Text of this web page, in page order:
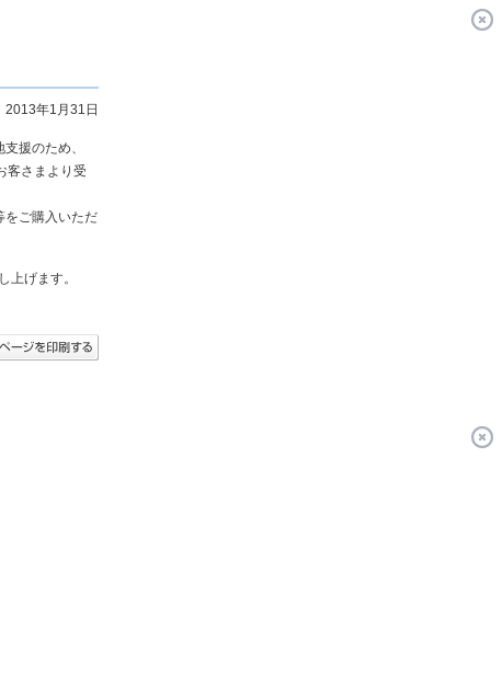
2013年1月31日
援のため、
客さまより受
をご購入いただ
上げます。